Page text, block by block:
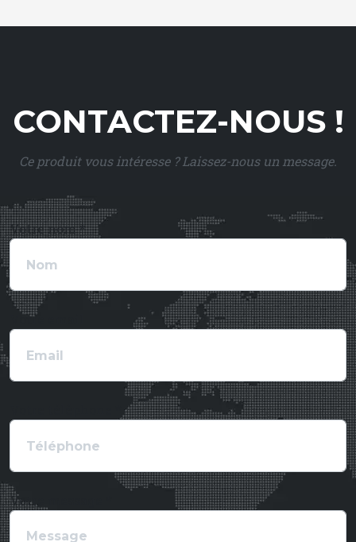
CONTACTEZ-NOUS !
Ce produit vous intéresse ? Laissez-nous un message.
Votre nom *
Votre email
Votre message *